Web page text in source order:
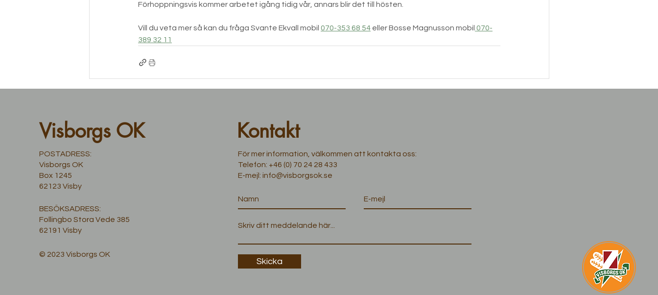
Förhoppningsvis kommer arbetet igång tidig vår, annars blir det till hösten.
Vill du veta mer så kan du fråga Svante Ekvall mobil 070-353 68 54 eller Bosse Magnusson mobil 070-
389 32 11
Visborgs OK
POSTADRESS:
Visborgs OK
Box 1245
62123 Visby
BESÖKSADRESS:
Follingbo Stora Vede 385
62191 Visby
© 2023 Visborgs OK
Kontakt
För mer information, välkommen att kontakta oss:
Telefon: +46 (0) 70 24 28 433
E-mejl:info@visborgsok.se
Skicka